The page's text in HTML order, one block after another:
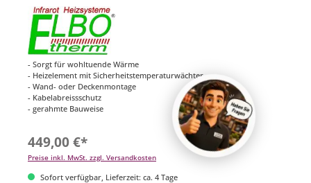
- Sorgt für wohltuende Wärme
- Heizelement mit Sicherheitstemperaturwächter
- Wand- oder Deckenmontage
- Kabelabreissschutz
- gerahmte Bauweise
449,00 €*
Preise inkl. MwSt. zzgl. Versandkosten
Sofort verfügbar, Lieferzeit: ca. 4 Tage